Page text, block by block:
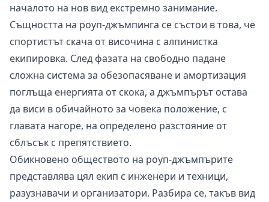
началото на нов вид екстремно занимание.
Същността на роуп-джъмпинга се състои в това, че
спортистът скача от височина с алпинистка
екипировка. След фазата на свободно падане
сложна система за обезопасяване и амортизация
поглъща енергията от скока, а джъмпърът остава
да виси в обичайното за човека положение, с
главата нагоре, на определено разстояние от
сблъсък с препятствието.
Обикновено обществото на роуп-джъмпърите
представлява цял екип с инженери и техници,
разузнавачи и организатори. Разбира се, такъв вид